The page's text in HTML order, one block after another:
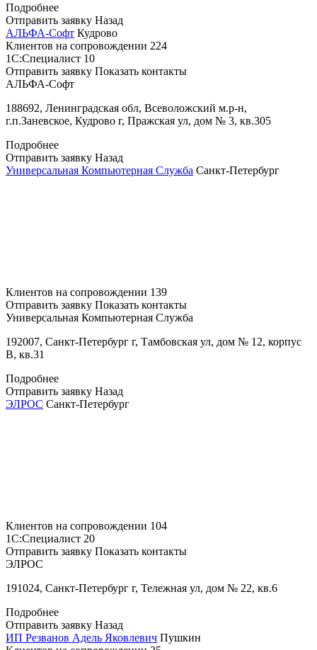
Подробнее
Отправить заявку Назад
АЛЬФА-Софт Кудрово
Клиентов на сопровождении 224
1С:Специалист 10
Отправить заявку Показать контакты
АЛЬФА-Софт
188692, Ленинградская обл, Всеволожский м.р-н,
г.п.Заневское, Кудрово г, Пражская ул, дом № 3, кв.305
Подробнее
Отправить заявку Назад
Универсальная Компьютерная Служба Санкт-Петербург
Клиентов на сопровождении 139
Отправить заявку Показать контакты
Универсальная Компьютерная Служба
192007, Санкт-Петербург г, Тамбовская ул, дом № 12, корпус
В, кв.31
Подробнее
Отправить заявку Назад
ЭЛРОС Санкт-Петербург
Клиентов на сопровождении 104
1С:Специалист 20
Отправить заявку Показать контакты
ЭЛРОС
191024, Санкт-Петербург г, Тележная ул, дом № 22, кв.6
Подробнее
Отправить заявку Назад
ИП Резванов Адель Яковлевич Пушкин